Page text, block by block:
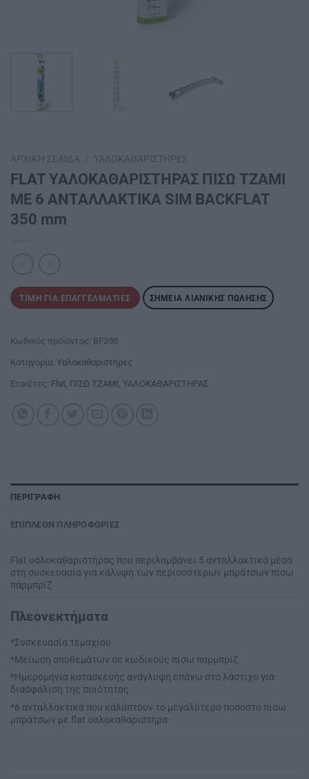
ΑΡΧΙΚΉ ΣΕΛΊΔΑ ΥΑΛΟΚΑΘΑΡΙΣΤΉΡΕΣ
FLAT ΥΑΛΟΚΑΘΑΡΙΣΤΗΡΑΣ ΠΙΣΩ ΤΖΑΜΙ
ΜΕ 6 ΑΝΤΑΛΛΑΚΤΙΚΑ SIM BACKFLAT
350 mm
ΤΙΜΉ ΓΙΑ ΕΠΑΓΓΕΛΜΑΤΊΕΣ ΣΗΜΕΊΑ ΛΙΑΝΙΚΉΣ ΠΏΛΗΣΗΣ
Κωδικός προϊόντος: BF350
Κατηγορία: Υαλοκαθαριστήρες
Ετικέτες: Flat, ΠΙΣΩ ΤΖΑΜΙ , ΥΑΛΟΚΑΘΑΡΙΣΤΗΡΑΣ
ΠΕΡΙΓΡΑΦΉ
ΕΠΙΠΛΈΟΝ ΠΛΗΡΟΦΟΡΊΕΣ
Flat υαλοκαθαριστήρας που περιλαμβάνει 5 ανταλλακτικά μέσα
στη συσκευασία για κάλυψη των περισσότερων μπράτσων πίσω
παρμπρίζ
Πλεονεκτήματα
*Συσκευασία τεμαχίου
*Μείωση αποθεμάτων σε κωδικούς πίσω παρμπρίζ
*Ημερομηνία κατασκευής ανάγλυφη επάνω στο λάστιχο για
διασφάλιση της ποιότητας
*6 ανταλλακτικά που καλύπτουν το μεγαλύτερο ποσοστό πίσω
μπράτσων με flat υαλοκαθαριστήρα